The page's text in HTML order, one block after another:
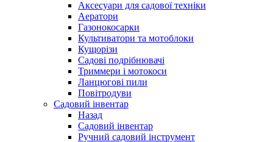
Аксесуари для садової техніки
Аератори
Газонокосарки
Культиватори та мотоблоки
Кущорізи
Садові подрібнювачі
Триммери і мотокоси
Ланцюгові пили
Повітродуви
Садовий інвентар
Назад
Садовий інвентар
Ручний садовий інструмент